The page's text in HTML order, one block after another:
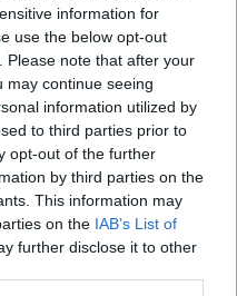
information for
use the below opt-out
Please note that after your
may continue seeing
information utilized by
to third parties prior to
opt-out of the further
by third parties on the
This information may
on the IAB’s List of
further disclose it to other